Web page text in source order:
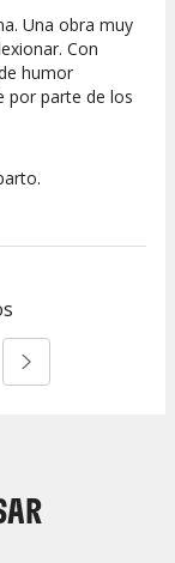
Una obra muy
Con
humor
por parte de los